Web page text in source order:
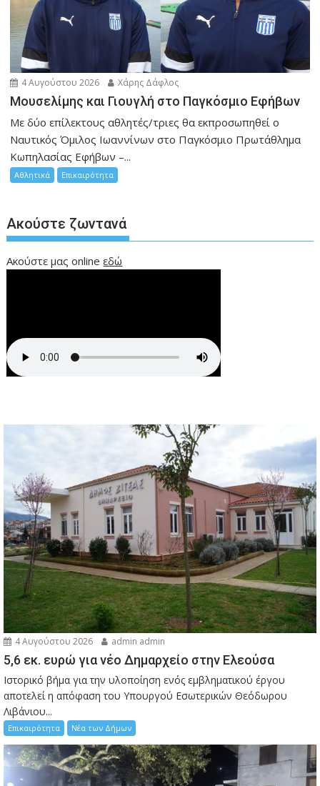
4 Αυγούστου 2026 Χάρης Δάφλος
Μουσελίμης και Γιουγλή στο Παγκόσμιο Εφήβων
Mε δύο επίλεκτους αθλητές/τριες θα εκπροσωπηθεί ο
Ναυτικός Όμιλος Ιωαννίνων στο Παγκόσμιο Πρωτάθλημα
Κωπηλασίας Εφήβων –...
Αθλητικά Επικαιρότητα
Ακούστε ζωντανά
Ακούστε μας onlineεδώ
4 Αυγούστου 2026 admin admin
5,6 εκ. ευρώ για νέο Δημαρχείο στην Ελεούσα
Ιστορικό βήμα για την υλοποίηση ενός εμβληματικού έργου
αποτελεί η απόφαση του Υπουργού Εσωτερικών Θεόδωρου
Λιβάνιου...
Επικαιρότητα Νέα των Δήμων